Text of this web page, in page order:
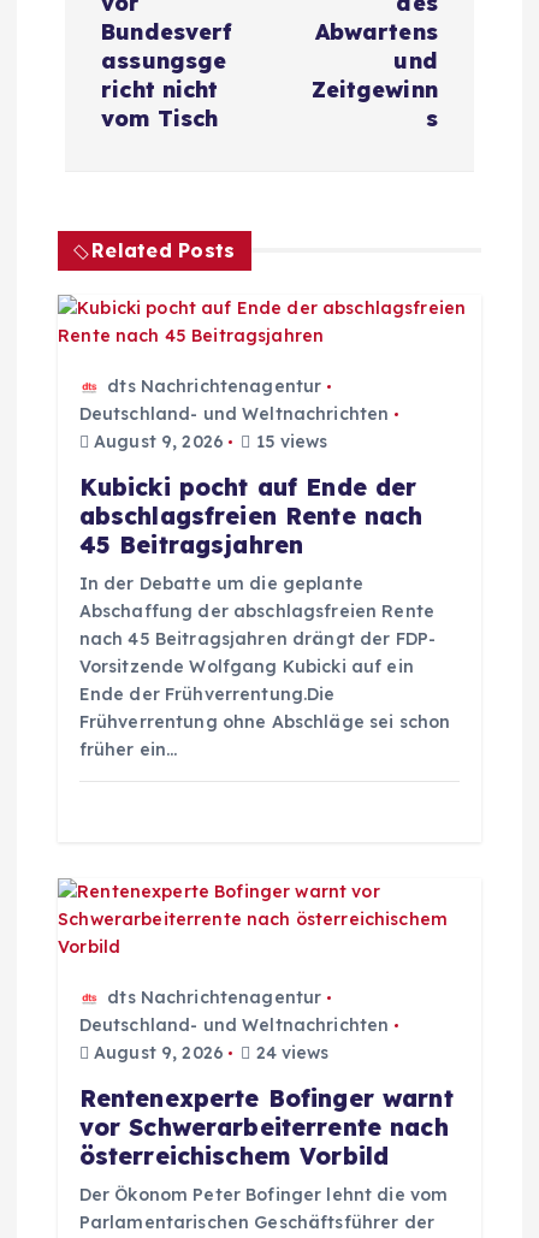
n
a
Bundesverf
assungsge
richt nicht
vom Tisch
Abwartens
und
Zeitgewinn
s
Related Posts
dts Nachrichtenagentur
Deutschland- und Weltnachrichten
August 9, 2026
15 views
Kubicki pocht auf Ende der
abschlagsfreien Rente nach
45 Beitragsjahren
In der Debatte um die geplante
Abschaffung der abschlagsfreien Rente
nach 45 Beitragsjahren drängt der FDP-
Vorsitzende Wolfgang Kubicki auf ein
Ende der Frühverrentung.Die
Frühverrentung ohne Abschläge sei schon
früher ein…
dts Nachrichtenagentur
Deutschland- und Weltnachrichten
August 9, 2026
24 views
Rentenexperte Bofinger warnt
vor Schwerarbeiterrente nach
österreichischem Vorbild
Der Ökonom Peter Bofinger lehnt die vom
Parlamentarischen Geschäftsführer der